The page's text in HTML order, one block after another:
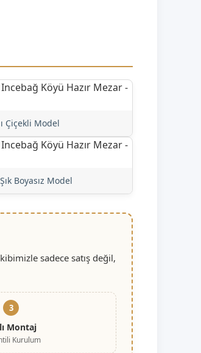
Çiçekli Model
Boyasız Model
sadece satış değil,
3
Montaj
Kurulum